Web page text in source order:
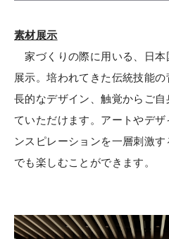
素材展示
家づくりの際に用いる、日
展示。培われてきた伝統技能
長的なデザイン、触覚からご
ていただけます。アートやデ
ンスピレーションを一層刺激
でも楽しむことができます。